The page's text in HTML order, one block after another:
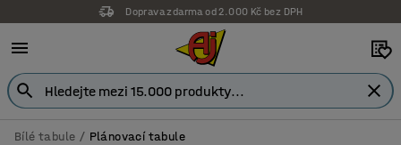
Doprava zdarma od 2.000 Kč bez DPH
Bílé tabule Plánovací tabule